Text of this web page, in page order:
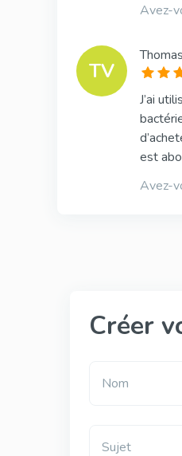
Avez-
TV
J’ai
est
Avez-
Créer
Nom
Sujet